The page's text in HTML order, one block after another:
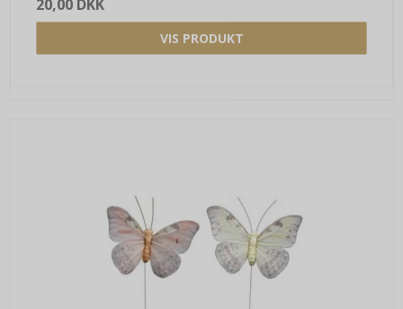
20,00 DKK
VIS PRODUKT